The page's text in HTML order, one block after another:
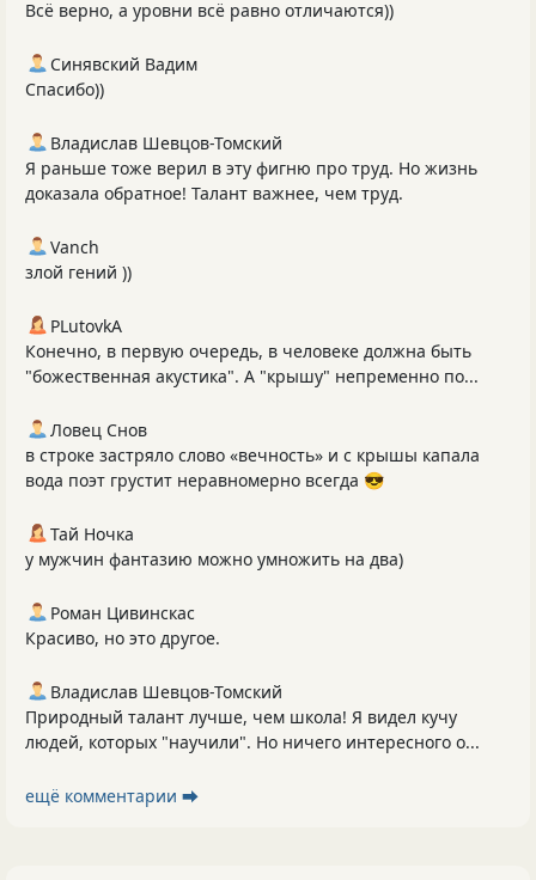
Всё верно, а уровни всё равно отличаются))
Синявский Вадим
Спасибо))
Владислав Шевцов-Томский
Я раньше тоже верил в эту фигню про труд. Но жизнь
доказала обратное! Талант важнее, чем труд.
Vanch
злой гений ))
PLutоvkА
Конечно, в первую очередь, в человеке должна быть
"божественная акустика". А "крышу" непременно по...
Ловец Снов
в строке застряло слово «вечность» и с крышы капала
вода поэт грустит неравномерно всегда 😎
Тай Ночка
у мужчин фантазию можно умножить на два)
Роман Цивинскас
Красиво, но это другое.
Владислав Шевцов-Томский
Природный талант лучше, чем школа! Я видел кучу
людей, которых "научили". Но ничего интересного о...
ещё комментарии ⮕